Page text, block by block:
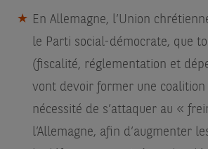
En Allemagne, l’Union
le Parti social-démocrate, que
(fiscalité, réglementation et
vont devoir former une coalition
nécessité de s’attaquer au «
l’Allemagne, afin d’augmenter